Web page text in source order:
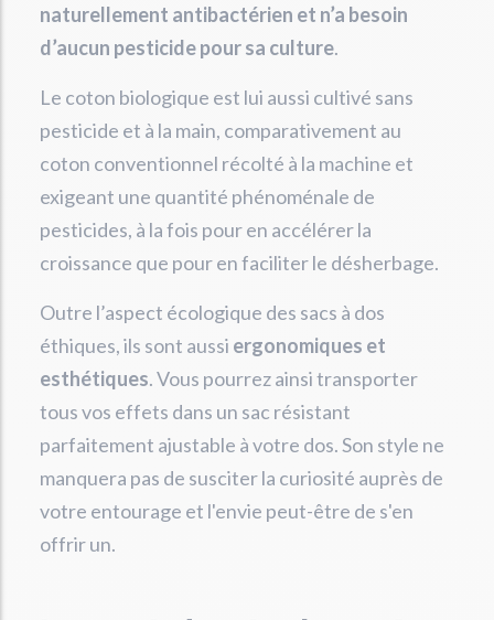
naturellement antibactérien et n’a besoin
d’aucun pesticide pour sa culture.
Le coton biologique est lui aussi cultivé sans
pesticide et à la main, comparativement au
coton conventionnel récolté à la machine et
exigeant une quantité phénoménale de
pesticides, à la fois pour en accélérer la
croissance que pour en faciliter le désherbage.
Outre l’aspect écologique des sacs à dos
éthiques, ils sont aussi ergonomiques et
esthétiques. Vous pourrez ainsi transporter
tous vos effets dans un sac résistant
parfaitement ajustable à votre dos. Son style ne
manquera pas de susciter la curiosité auprès de
votre entourage et l'envie peut-être de s'en
offrir un.